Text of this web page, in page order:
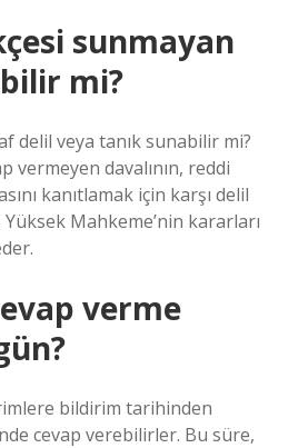
sunmayan
mi?
delil veya tanık sunabilir mi?
vermeyen davalının, reddi
kanıtlamak için karşı delil
Yüksek Mahkeme’nin kararları
verme
bildirim tarihinden
cevap verebilirler. Bu süre,